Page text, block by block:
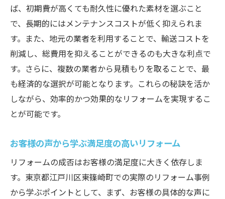
ば、初期費が高くても耐久性に優れた素材を選ぶこと
で、長期的にはメンテナンスコストが低く抑えられま
す。また、地元の業者を利用することで、輸送コストを
削減し、総費用を抑えることができるのも大きな利点で
す。さらに、複数の業者から見積もりを取ることで、最
も経済的な選択が可能となります。これらの秘訣を活か
しながら、効率的かつ効果的なリフォームを実現するこ
とが可能です。
お客様の声から学ぶ満足度の高いリフォーム
リフォームの成否はお客様の満足度に大きく依存しま
す。東京都江戸川区東篠崎町での実際のリフォーム事例
から学ぶポイントとして、まず、お客様の具体的な声に